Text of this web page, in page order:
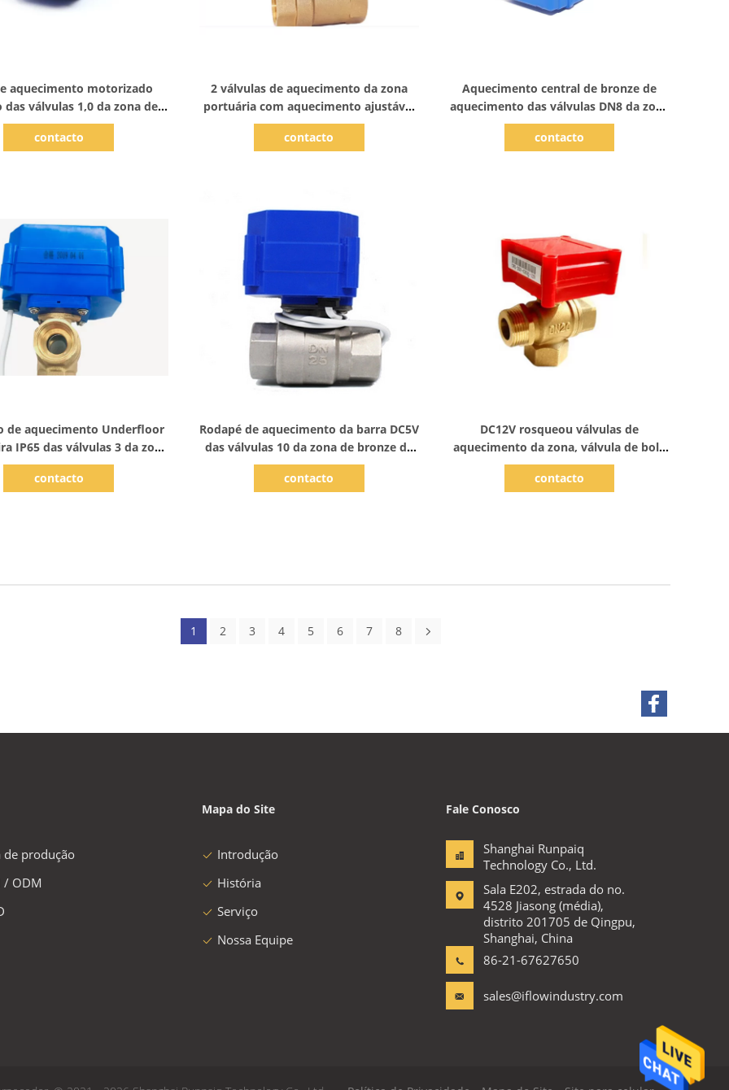
aquecimento motorizado
das válvulas 1,0 da zona de
com punho manual
contacto
2 válvulas de aquecimento da zona
portuária com aquecimento ajustável
do ângulo 6NM Hydronic
contacto
Aquecimento central de bronze de
aquecimento das válvulas DN8 da zona
2NM elétrica com atuador
contacto
de aquecimento Underfloor
IP65 das válvulas 3 da zona
dos sistemas de
aquecimento
contacto
Rodapé de aquecimento da barra DC5V
das válvulas 10 da zona de bronze da
caldeira que aquece a ATAC
contacto
DC12V rosqueou válvulas de
aquecimento da zona, válvula de bola
de bronze da maneira do aquecimento
de assoalho 3 da ATAC
contacto
1 2 3 4 5 6 7 8
de produção
/ ODM
Mapa do Site
Introdução
História
Serviço
Nossa Equipe
Fale Conosco
Shanghai Runpaiq
Technology Co., Ltd.
Sala E202, estrada do no.
4528 Jiasong (média),
distrito 201705 de Qingpu,
Shanghai, China
86-21-67627650
sales@iflowindustry.com